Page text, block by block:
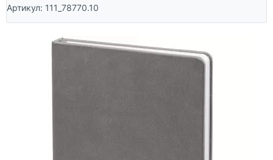
Артикул: 111_78770.10